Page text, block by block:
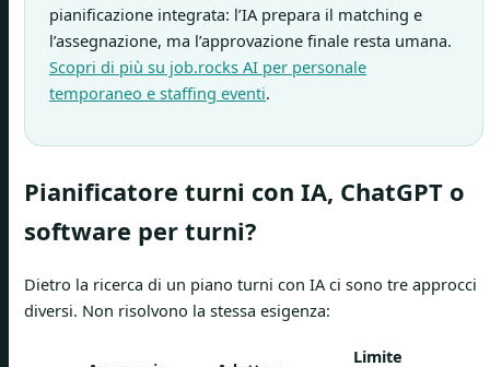
pianificazione integrata: l’IA prepara il matching e
l’assegnazione, ma l’approvazione finale resta umana.
Scopri di più su job.rocks AI per personale
temporaneo e staffing eventi.
Pianificatore turni con IA, ChatGPT o
software per turni?
Dietro la ricerca di un piano turni con IA ci sono tre approcci
diversi. Non risolvono la stessa esigenza:
Limite